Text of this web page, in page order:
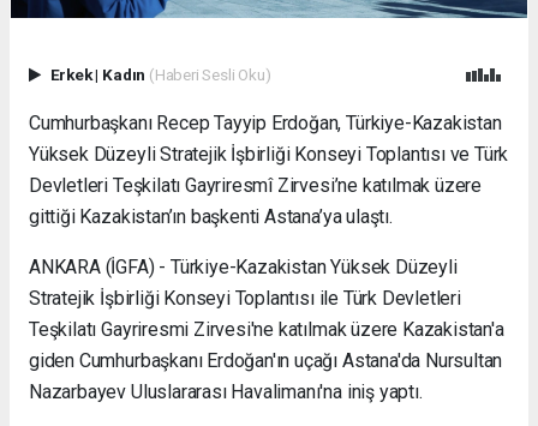
Erkek| Kadın (Haberi Sesli Oku)
Cumhurbaşkanı Recep Tayyip Erdoğan, Türkiye-Kazakistan
Yüksek Düzeyli Stratejik İşbirliği Konseyi Toplantısı ve Türk
Devletleri Teşkilatı Gayriresmî Zirvesi’ne katılmak üzere
gittiği Kazakistan’ın başkenti Astana’ya ulaştı.
ANKARA (İGFA) - Türkiye-Kazakistan Yüksek Düzeyli
Stratejik İşbirliği Konseyi Toplantısı ile Türk Devletleri
Teşkilatı Gayriresmi Zirvesi'ne katılmak üzere Kazakistan'a
giden Cumhurbaşkanı Erdoğan'ın uçağı Astana'da Nursultan
Nazarbayev Uluslararası Havalimanı'na iniş yaptı.